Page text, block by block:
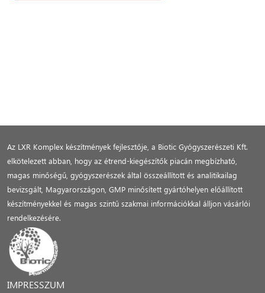
Az LXR Komplex készítmények fejlesztője, a Biotic Gyógyszerészeti Kft.
elkötelezett abban, hogy az étrend-kiegészítők piacán megbízható,
magas minőségű, gyógyszerészek által összeállított és analitikailag
bevizsgált, Magyarországon, GMP minősített gyártóhelyen előállított
készítményekkel és magas szintű szakmai információkkal álljon vásárlói
rendelkezésére.
IMPRESSZUM